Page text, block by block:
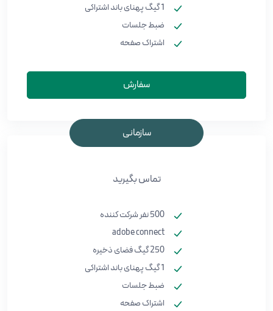
1 گیگ پهنای باند اشتراکی
ضبط جلسات
اشتراک صفحه
سفارش
سازمانی
تماس بگیرید
500 نفر شرکت کننده
adobe connect
250 گیگ فضای ذخیره
1 گیگ پهنای باند اشتراکی
ضبط جلسات
اشتراک صفحه